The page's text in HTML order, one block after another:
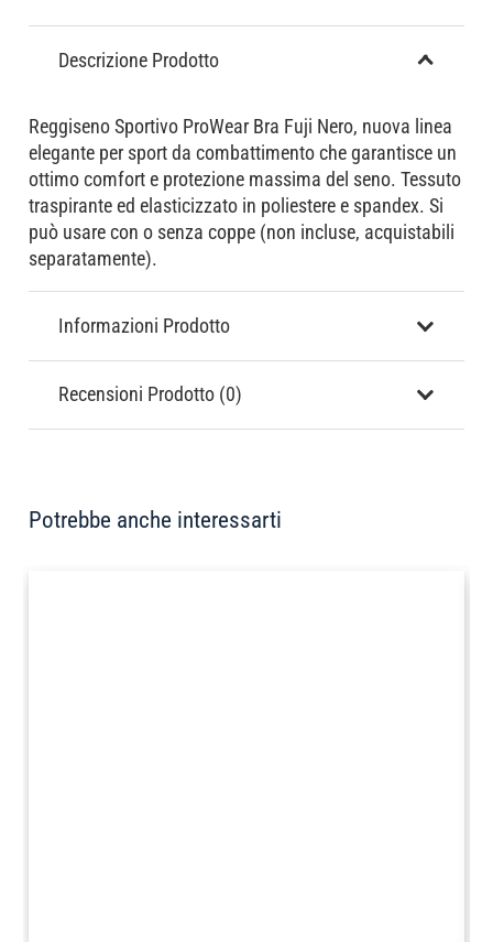
Descrizione Prodotto
Reggiseno Sportivo ProWear Bra Fuji Nero, nuova linea
elegante per sport da combattimento che garantisce un
ottimo comfort e protezione massima del seno. Tessuto
traspirante ed elasticizzato in poliestere e spandex. Si
può usare con o senza coppe (non incluse, acquistabili
separatamente).
Informazioni Prodotto
Recensioni Prodotto (0)
Potrebbe anche interessarti